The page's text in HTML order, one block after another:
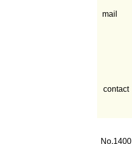
mail
contact
No.1400